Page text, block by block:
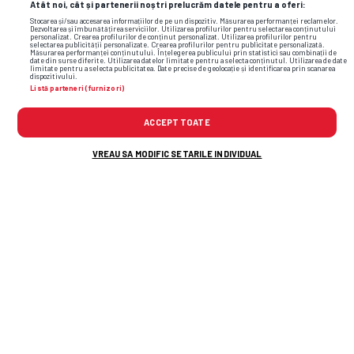
Atât noi, cât și partenerii noștri prelucrăm datele pentru a oferi:
Stocarea și/sau accesarea informațiilor de pe un dispozitiv. Măsurarea performanței reclamelor.
Dezvoltarea și îmbunătățirea serviciilor. Utilizarea profilurilor pentru selectarea conținutului
personalizat. Crearea profilurilor de conținut personalizat. Utilizarea profilurilor pentru
selectarea publicității personalizate. Crearea profilurilor pentru publicitate personalizată.
Măsurarea performanței conținutului. Înțelegerea publicului prin statistici sau combinații de
date din surse diferite. Utilizarea datelor limitate pentru a selecta conținutul. Utilizarea de date
limitate pentru a selecta publicitatea. Date precise de geolocație și identificarea prin scanarea
dispozitivului.
Listă parteneri (furnizori)
ACCEPT TOATE
VREAU SA MODIFIC SETARILE INDIVIDUAL